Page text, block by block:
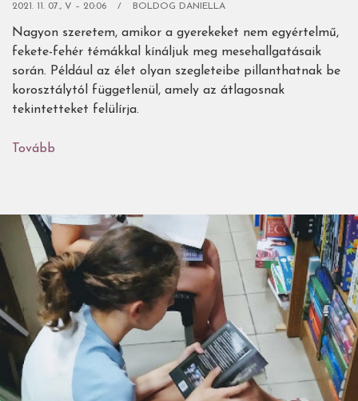
2021. 11. 07., V – 20:06 BOLDOG DANIELLA
Nagyon szeretem, amikor a gyerekeket nem egyértelmű,
fekete-fehér témákkal kínáljuk meg mesehallgatásaik
során. Például az élet olyan szegleteibe pillanthatnak be
korosztálytól függetlenül, amely az átlagosnak
tekintetteket felülírja.
Tovább
akinek
mégis
megvan
mindene
-
Benji
Davies:
Beni